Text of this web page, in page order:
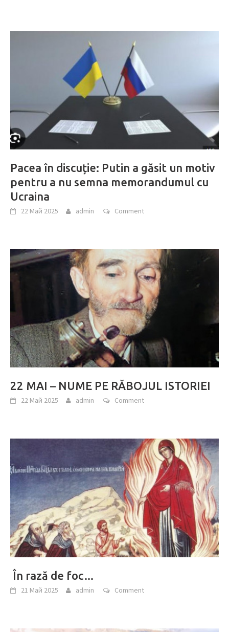
Pacea în discuție: Putin a găsit un motiv
pentru a nu semna memorandumul cu
Ucraina
22 Май 2025 admin Comment
22 MAI – NUME PE RĂBOJUL ISTORIEI
22 Май 2025 admin Comment
În rază de foc…
21 Май 2025 admin Comment